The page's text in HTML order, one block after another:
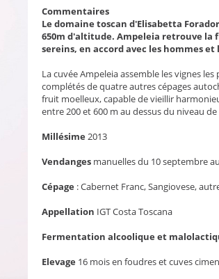
Commentaires
Le domaine toscan d'Elisabetta
650m d'altitude. Ampeleia retrouve la
sereins, en accord avec les hommes
La cuvée Ampeleia assemble les vignes
complétés de quatre autres cépages
fruit moelleux, capable de vieillir
entre 200 et 600 m au dessus du niveau
Millésime 2013
Vendanges manuelles du 10 septembre
Cépage :Cabernet Franc, Sangiovese,
Appellation IGT Costa Toscana
Fermentation alcoolique et
Elevage 16 mois en foudres et cuves